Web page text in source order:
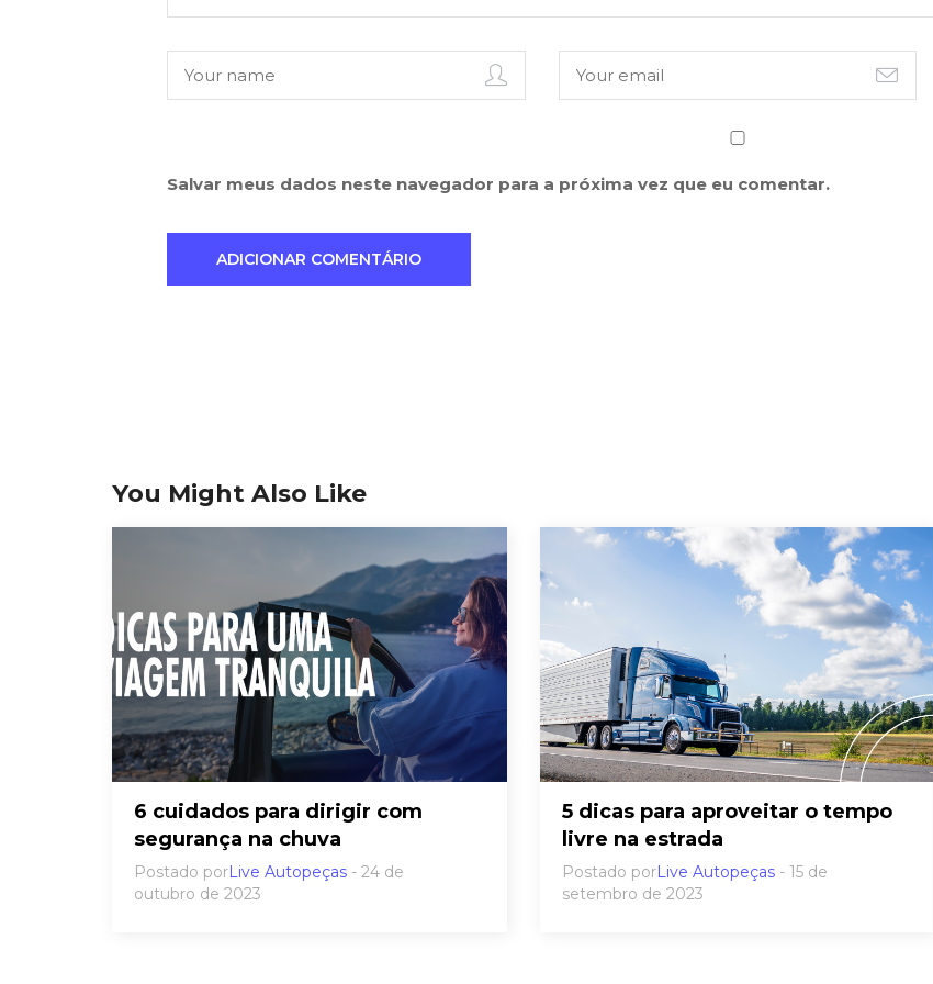
Salvar meus dados neste navegador para a próxima vez que eu comentar.
You Might Also Like
6 cuidados para dirigir com
segurança na chuva
Postado porLive Autopeças - 24 de
outubro de 2023
5 dicas para aproveitar o tempo
livre na estrada
Postado porLive Autopeças - 15 de
setembro de 2023